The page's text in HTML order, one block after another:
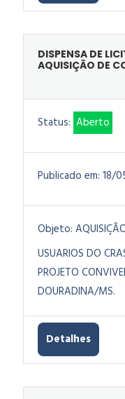
DISPENSA DE
AQUISIÇÃO DE
Status: Aberto
Publicado em: 18/
Objeto:
USUARIOS DO
PROJETO
DOURADINA/MS.
Detalhes